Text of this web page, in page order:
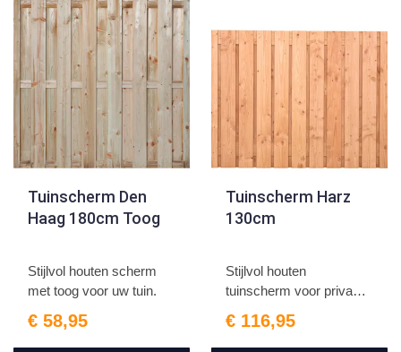
Tuinscherm Den
Haag 180cm Toog
Stijlvol houten scherm
met toog voor uw tuin.
€ 58,95
Tuinscherm Harz
130cm
Stijlvol houten
tuinscherm voor privacy,
€ 116,95